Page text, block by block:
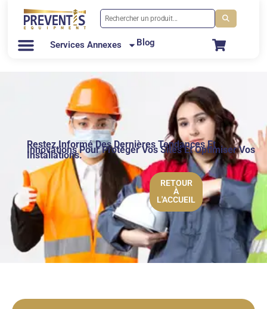
Services Annexes Blog
Restez Informé Des Dernières Tendances Et
Innovations Pour Protéger Vos Sites Et Optimiser Vos
Installations.
RETOUR
À
L'ACCUEIL